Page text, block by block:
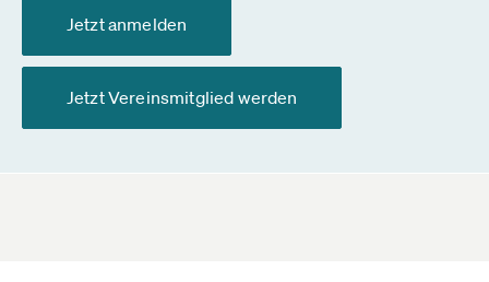
Jetzt anmelden
Jetzt Vereinsmitglied werden